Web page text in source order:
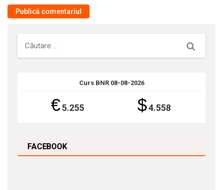
Căutare
Curs BNR 08-08-2026
€5.255 $4.558
FACEBOOK